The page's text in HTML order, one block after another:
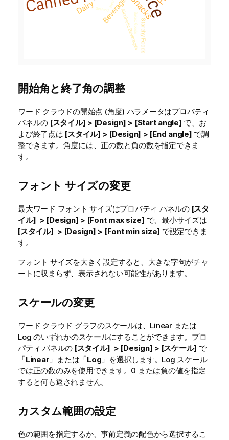
開始角と終了角の調整
ワード クラウドの開始点 (角度) パラメータはプロパティ
パネルの [スタイル] > [Design] > [Start angle] で、お
よび終了点は [スタイル] > [Design] > [End angle] で調
整できます。角度には、正の数と負の数を指定できま
す。
フォント サイズの変更
最大ワード フォント サイズはプロパティ パネルの [スタ
イル] > [Design] > [Font max size] で、最小サイズは
[スタイル] > [Design] > [Font min size] で設定できま
す。
フォント サイズを大きく設定すると、大きな字句がチャ
ートに収まらず、表示されない可能性があります。
スケールの変更
ワード クラウド グラフのスケールは、Linear または
Log のいずれかのスケールにすることができます。プロ
パティ パネルの [スタイル] > [Design] > [スケール] で
「Linear 」または「Log 」を選択します。Log スケール
では正の数のみを使用できます。0 または負の値を指定
すると何も返されません。
カスタム範囲の設定
色の範囲を指定するか、事前定義の配色から選択するこ